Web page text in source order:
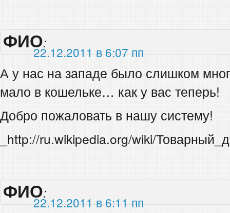
ФИО:
22.12.2011 в 6:07 пп
А у нас на западе было слишком
мало в кошельке… как у вас теперь!
Добро пожаловать в нашу систему!
_http://ru.wikipedia.org/wiki/
ФИО:
22.12.2011 в 6:11 пп